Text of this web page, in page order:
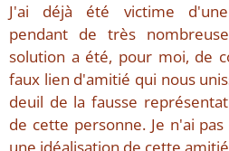
J'ai déjà été victime
pendant de très
solution a été, pour moi, de
faux lien d'amitié qui nous
deuil de la fausse
de cette personne. Je n'ai